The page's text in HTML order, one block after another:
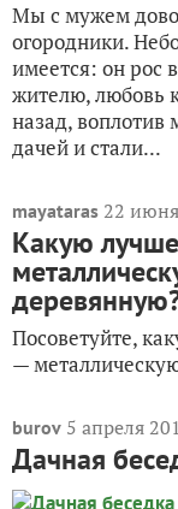
Мы с мужем
огородники.
имеется: он рос
жителю, любовь
назад, воплотив
дачей и стали...
mayataras 22
Какую
Посоветуйте,
—
burov 5 апреля
Дачная